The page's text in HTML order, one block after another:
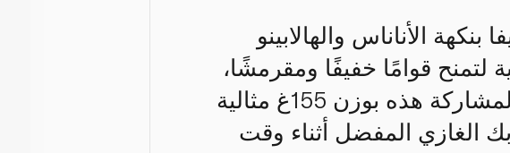
الأناناس والهالابينو
قوامًا خفيفًا ومقرمشًا،
ومتبلة بمزيج جريء يجمع بين الحلاوة والحدة. حقيبة المشاركة هذه بوزن 155غ مثالية
الغازي المفضل أثناء وقت